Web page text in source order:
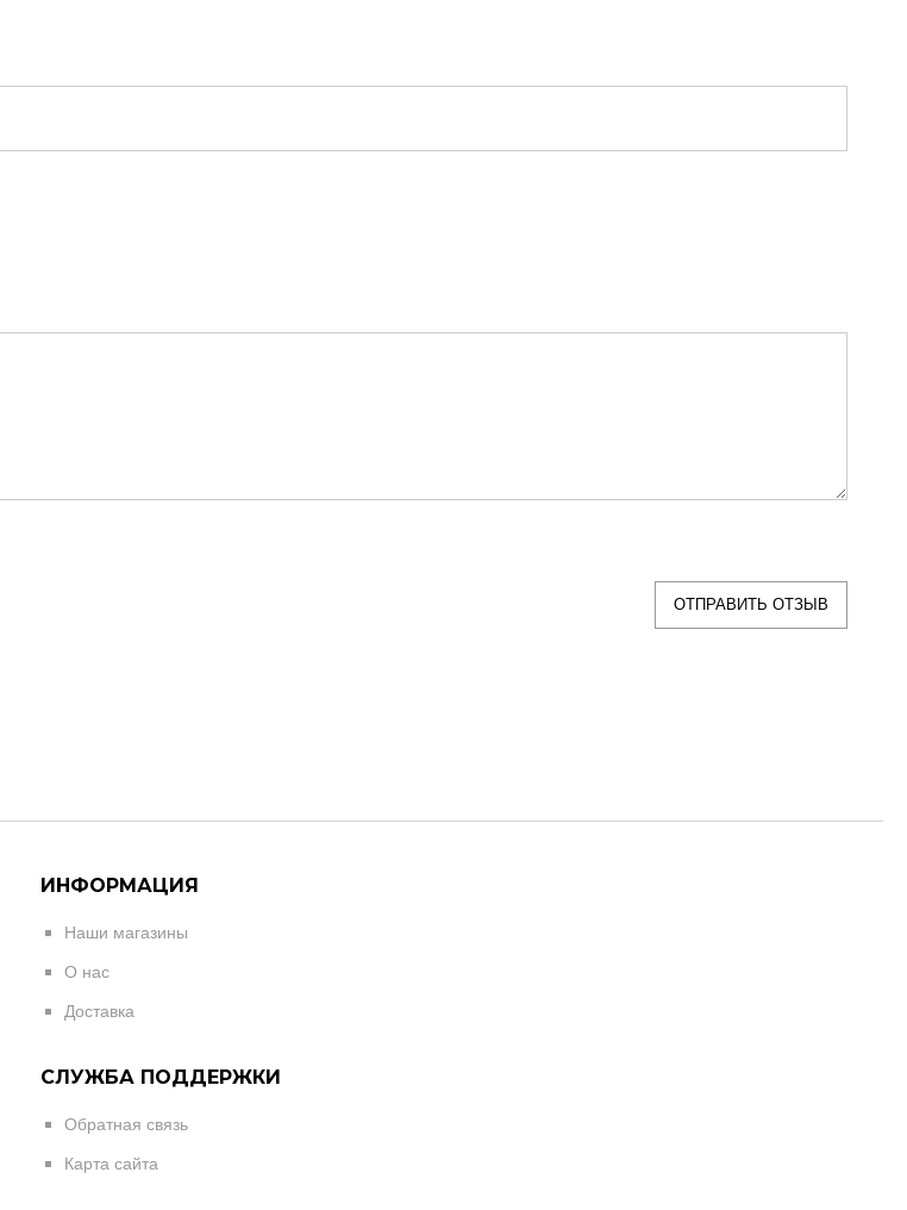
ОТПРАВИТЬ ОТЗЫВ
ИНФОРМАЦИЯ
Наши магазины
О нас
Доставка
СЛУЖБА ПОДДЕРЖКИ
Обратная связь
Карта сайта